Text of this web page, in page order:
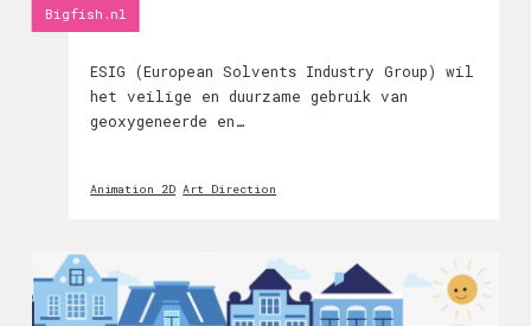
Bigfish.nl
ESIG (European Solvents Industry Group) wil
het veilige en duurzame gebruik van
geoxygeneerde en
nodig? Voor ESIG hebben we een aantal
Animation 2D Art Direction